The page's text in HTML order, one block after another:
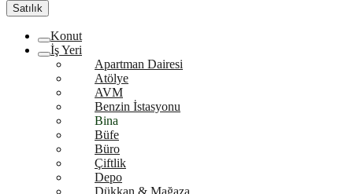
Satılık
Konut
İş Yeri
Apartman Dairesi
Atölye
AVM
Benzin İstasyonu
Bina
Büfe
Büro
Çiftlik
Depo
Dükkan & Mağaza